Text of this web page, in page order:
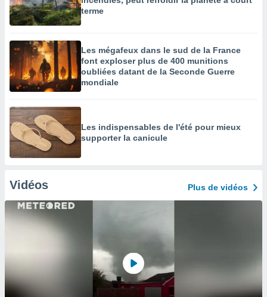
terme
Les mégafeux dans le sud de la France
font exploser plus de 400 munitions
oubliées datant de la Seconde Guerre
mondiale
Les indispensables de l'été pour mieux
supporter la canicule
Vidéos Plus de vidéos